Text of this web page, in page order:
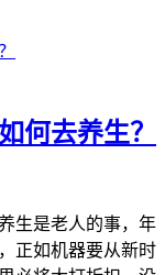
何去养生？
生是老人的事，年
正如机器要从新时